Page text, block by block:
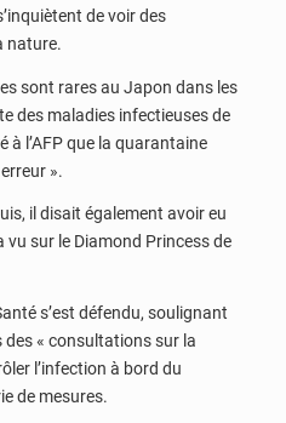
de voir des
nature.
sont rares au Japon dans les
des maladies infectieuses de
à l’AFP que la quarantaine
».
il disait également avoir eu
vu sur le Diamond Princess de
s’est défendu, soulignant
des « consultations sur la
l’infection à bord du
de mesures.